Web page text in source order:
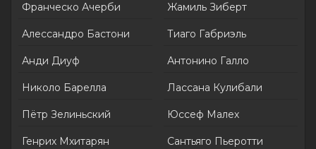
Франческо Ачерби
Алессандро Бастони
Анди Диуф
Николо Барелла
Пётр Зелиньский
Генрих Мхитарян
Жамиль Зиберт
Тиаго Габриэль
Антонино Галло
Лассана Кулибали
Юссеф Малех
Сантьяго Пьеротти